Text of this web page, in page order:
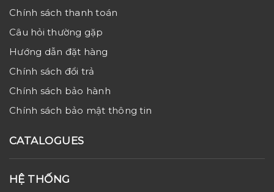
Chính sách thanh toán
Câu hỏi thường gặp
Hướng dẫn đặt hàng
Chính sách đổi trả
Chính sách bảo hành
Chính sách bảo mật thông tin
CATALOGUES
HỆ THỐNG